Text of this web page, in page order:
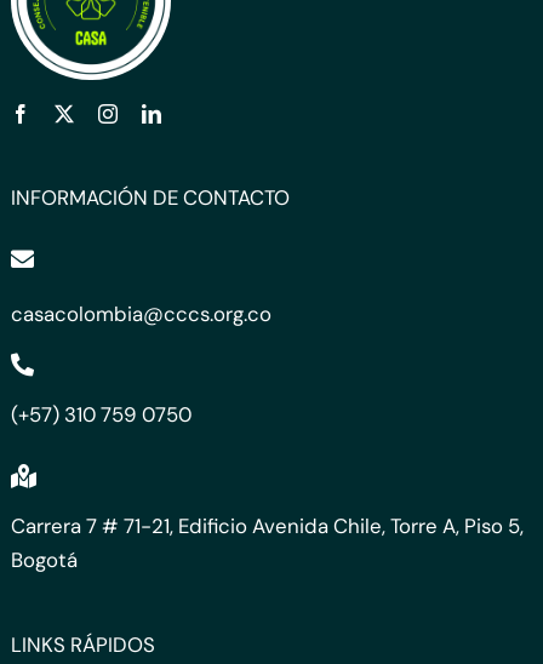
INFORMACIÓN DE CONTACTO
casacolombia@cccs.org.co
(+57) 310 759 0750
Carrera 7 # 71-21, Edificio Avenida Chile, Torre A, Piso 5,
Bogotá
LINKS RÁPIDOS